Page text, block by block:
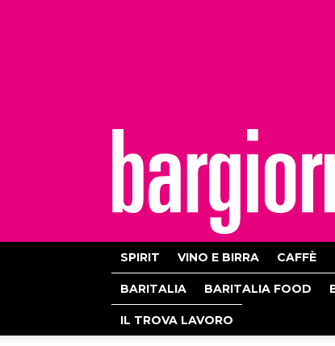
SPIRIT VINO E BIRRA CAFFÈ
BARITALIA BARITALIA FOOD
IL TROVA LAVORO